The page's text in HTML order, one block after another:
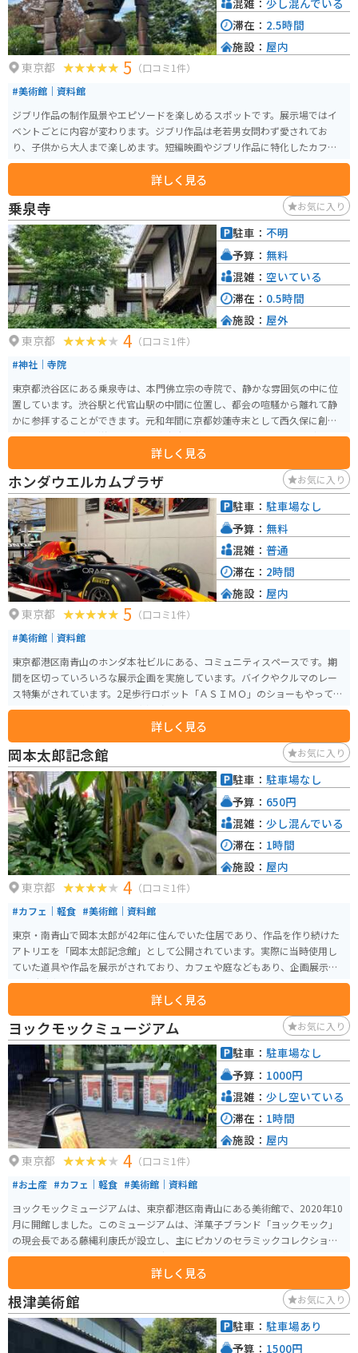
東京都 5 （口コミ1件）
#美術館｜資料館
ジブリ作品の制作風景やエピソードを楽しめるスポットです。展示場ではイ
ベントごとに内容が変わります。ジブリ作品は老若男女問わず愛されてお
り、子供から大人まで楽しめます。短編映画やジブリ作品に特化したカフェ
も常設しているため、一息付くこともできます。
詳しく見る
滞在： 2.5時間
施設： 屋内
乗泉寺 お気に入り
東京都 4 （口コミ1件）
#神社｜寺院
東京都渋谷区にある乗泉寺は、本門佛立宗の寺院で、静かな雰囲気の中に位
置しています。渋谷駅と代官山駅の中間に位置し、都会の喧騒から離れて静
かに参拝することができます。元和年間に京都妙蓮寺末として西久保に創建
されましたが、太平洋戦争末期の東京大空襲で焼失した後、現在地に移転
ます。特に秋には紅葉が美しいです。建築様式も見どころの一つで、伝統的な
日本の寺院建築の美しさを楽しむことができます。寺院内では、定期的に法
要やイベントが開催されており、地元の人々や観光客に親しまれています。
詳しく見る
駐車： 不明
予算： 無料
混雑： 空いている
滞在： 0.5時間
施設： 屋外
ホンダウエルカムプラザ お気に入り
東京都 5 （口コミ1件）
#美術館｜資料館
東京都港区南青山のホンダ本社ビルにある、コミュニティスペースです。期
間を区切っていろいろな展示企画を実施しています。バイクやクルマのレー
ス特集がされています。2足歩行ロボット「ＡＳＩＭＯ」のショーもやってい
ます。ショーの終わりには記念撮影もできます。
詳しく見る
駐車： 駐車場なし
予算： 無料
混雑： 普通
滞在： 2時間
施設： 屋内
岡本太郎記念館 お気に入り
東京都 4 （口コミ1件）
#カフェ｜軽食 #美術館｜資料館
東京・南青山で岡本太郎が42年に住んでいた住居であり、作品を作り続けた
アトリエを「岡本太郎記念館」として公開されています。実際に当時使用し
ていた道具や作品を展示がされており、カフェや庭などもあり、企画展示室
では随時企画展を開催しています。
詳しく見る
駐車： 駐車場なし
予算： 650円
混雑： 少し混んでいる
滞在： 1時間
施設： 屋内
ヨックモックミュージアム お気に入り
東京都 4 （口コミ1件）
#お土産 #カフェ｜軽食 #美術館｜資料館
ヨックモックミュージアムは、東京都港区南青山にある美術館で、2020年10
月に開館しました。このミュージアムは、洋菓子ブランド「ヨックモック」
の現会長である藤縄利康氏が設立し、主にピカソのセラミックコレクション
を展示しています。ヨックモックグループが30年以上かけて収集してきた500
点以上のピカソ作品が所蔵されています。ピカソの豊かで自由な発想が投影
されたアート、スイーツのコラボイベント、アートセッションを開催するな
どイベントも充実しています。
詳しく見る
駐車： 駐車場なし
予算： 1000円
混雑： 少し空いている
滞在： 1時間
施設： 屋内
根津美術館 お気に入り
駐車： 駐車場あり
予算： 1500円